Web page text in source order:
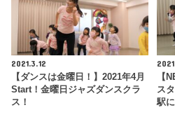
2021.3.12
【ダンスは金曜日！】2021年4月
Start！金曜日ジャズダンスクラ
ス！
【
ス
駅